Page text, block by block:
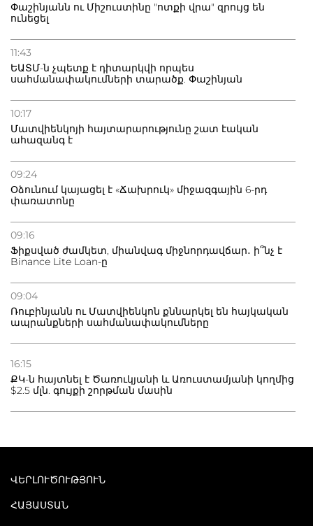
Փաշինյանն ու Միշուստինը "ոտքի վրա" զրույց են
ունեցել
11:43
ԵԱՏՄ-ն չպետք է դիտարկվի որպես
սահմանափակումների տարածք. Փաշինյան
10:17
Մատվիենկոյի հայտարարությունը շատ էական
ահազանգ է
09:24
Օձունում կայացել է «Ճախրուկ» միջազգային 6-րդ
փառատոնը
09:16
Ֆիքսված ժամկետ, միանվագ միջնորդավճար․ ի՞նչ է
Binance Lite Loan-ը
09:04
Ռուբինյանն ու Մատվիենկոն քննարկել են հայկական
ապրանքների սահմանափակումները
16:15
ՔԿ-ն հայտնել է Ծառուկյանի և Առուստամյանի կողմից
$2.5 մլն. գույքի շորթման մասին
ՎԵՐԼՈՒԾՈՒԹՅՈՒՆ
ՀԱՅԱՍՏԱՆ